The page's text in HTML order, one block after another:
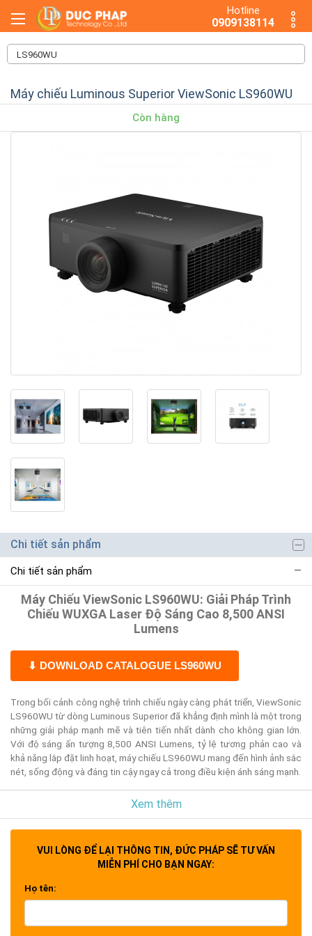
Hotline
0909138114
Máy chiếu Luminous Superior ViewSonic LS960WU
Còn hàng
Chi tiết sản phẩm
Chi tiết sản phẩm
Máy Chiếu ViewSonic LS960WU: Giải Pháp Trình
Chiếu WUXGA Laser Độ Sáng Cao 8,500 ANSI
Lumens
⬇ DOWNLOAD CATALOGUE LS960WU
Trong bối cảnh công nghệ trình chiếu ngày càng phát triển, ViewSonic
LS960WU từ dòng Luminous Superior đã khẳng định mình là một trong
những giải pháp mạnh mẽ và tiên tiến nhất dành cho không gian lớn.
Với độ sáng ấn tượng 8,500 ANSI Lumens, tỷ lệ tương phản cao và
khả năng lắp đặt linh hoạt, máy chiếu LS960WU mang đến hình ảnh sắc
nét, sống động và đáng tin cậy ngay cả trong điều kiện ánh sáng mạnh.
Dưới đây là chi tiết các tính năng nổi bật và thông số kỹ thuật của
ViewSonic LS960WU để bạn có cái nhìn sâu hơn về những ưu điểm
mà sản phẩm này mang lại.
1. Độ Sáng Cao 8,500 ANSI Lumens – Hình Ảnh Sáng Rõ Ở Mọi
Xem thêm
VUI LÒNG ĐỂ LẠI THÔNG TIN, ĐỨC PHÁP SẼ TƯ VẤN
MIỄN PHÍ CHO BẠN NGAY:
Họ tên: